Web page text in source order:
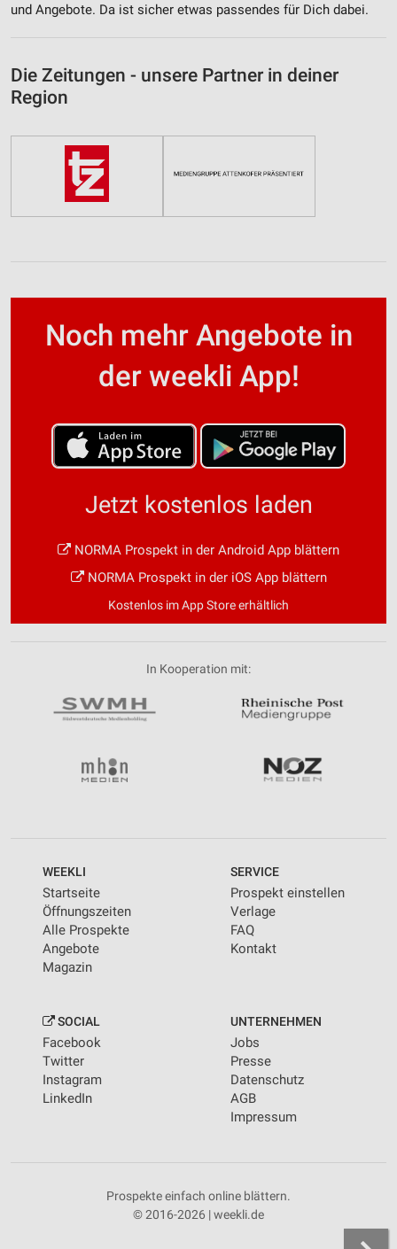
und Angebote. Da ist sicher etwas passendes für Dich dabei.
Die Zeitungen - unsere Partner in deiner
Region
Noch mehr Angebote in
der weekli App!
Jetzt kostenlos laden
NORMA Prospekt in der Android App blättern
NORMA Prospekt in der iOS App blättern
Kostenlos im App Store erhältlich
In Kooperation mit:
WEEKLI
Startseite
Öffnungszeiten
Alle Prospekte
Angebote
Magazin
SERVICE
Prospekt einstellen
Verlage
FAQ
Kontakt
SOCIAL
Facebook
Twitter
Instagram
LinkedIn
UNTERNEHMEN
Jobs
Presse
Datenschutz
AGB
Impressum
Prospekte einfach online blättern.
© 2016-2026 | weekli.de